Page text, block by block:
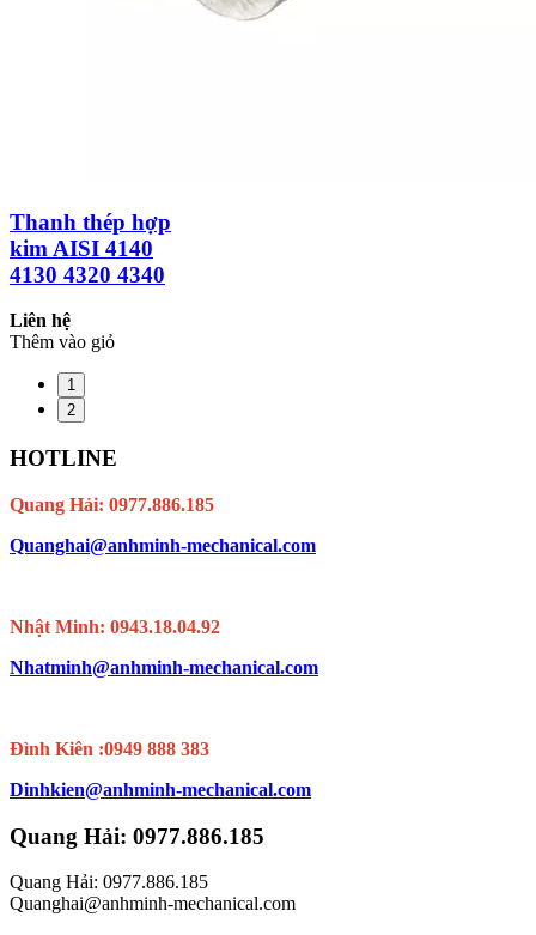
Thanh thép hợp
kim AISI 4140
4130 4320 4340
Liên hệ
Thêm vào giỏ
1
2
HOTLINE
Quang Hải: 0977.886.185
Quanghai@anhminh-mechanical.com
Nhật Minh: 0943.18.04.92
Nhatminh@anhminh-mechanical.com
Đình Kiên :0949 888 383
Dinhkien@anhminh-mechanical.com
Quang Hải: 0977.886.185
Quang Hải: 0977.886.185
Quanghai@anhminh-mechanical.com